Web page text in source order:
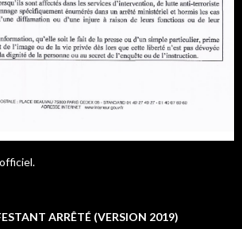
ARRÊTÉ (VERSION 2019)